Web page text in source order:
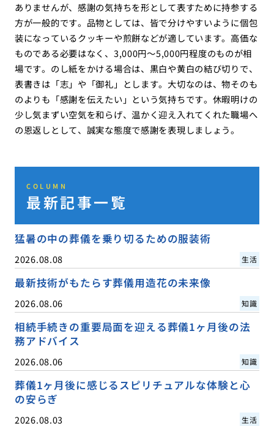
ありませんが、感謝の気持ちを形として表すために持参する
方が一般的です。品物としては、皆で分けやすいように個包
装になっているクッキーや煎餅などが適しています。高価な
ものである必要はなく、3,000円〜5,000円程度のものが相
場です。のし紙をかける場合は、黒白や黄白の結び切りで、
表書きは「志」や「御礼」とします。大切なのは、物そのも
のよりも「感謝を伝えたい」という気持ちです。休暇明けの
少し気まずい空気を和らげ、温かく迎え入れてくれた職場へ
の恩返しとして、誠実な態度で感謝を表現しましょう。
COLUMN
最新記事一覧
猛暑の中の葬儀を乗り切るための服装術
2026.08.08 生活
最新技術がもたらす葬儀用造花の未来像
2026.08.06 知識
相続手続きの重要局面を迎える葬儀1ヶ月後の法
務アドバイス
2026.08.06 知識
葬儀1ヶ月後に感じるスピリチュアルな体験と心
の安らぎ
2026.08.03 生活